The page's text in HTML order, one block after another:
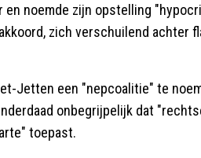
noemde zijn opstelling
zich verschuilend achter
Jetten een "nepcoalitie" te
onbegrijpelijk dat
toepast.